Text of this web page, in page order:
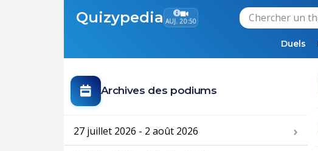
Quizypedia AUJ. 20:50
Duels
Archives des podiums
27 juillet 2026 - 2 août 2026